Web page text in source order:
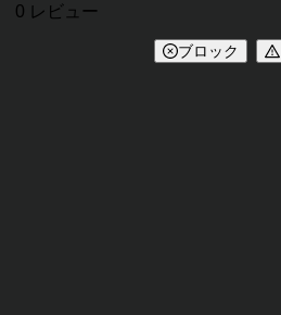
レビュー
0 レビュー
ブロック